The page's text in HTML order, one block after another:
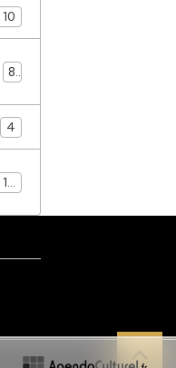
10
8
4
14